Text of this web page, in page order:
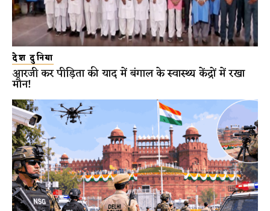
देश दुनिया
आरजी कर पीड़िता की याद में बंगाल के स्वास्थ्य केंद्रों में रखा
मौन!